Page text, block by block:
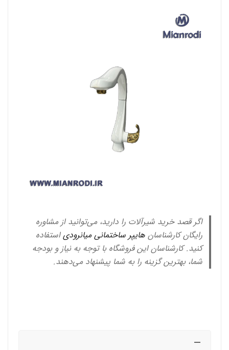
اگر قصد خرید شیرآلات را دارید، می‌توانید از مشاوره
رایگان کارشناسان هایپر ساختمانی میانرودیاستفاده
کنید. کارشناسان این فروشگاه با توجه به نیاز و بودجه
شما، بهترین گزینه را به شما پیشنهاد می‌دهند.